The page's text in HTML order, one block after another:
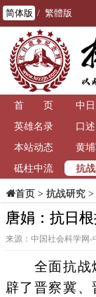
简体版 / 繁體版
首 页 中
英雄名录
口
本站动态
黄
砥柱中流
抗
首页> 抗战研究>
唐娟：抗日
来源：中国社会科学网-
全面抗战爆
辟了晋察冀